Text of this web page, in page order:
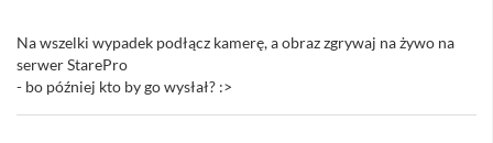
Na wszelki wypadek podłącz kamerę, a obraz zgrywaj na żywo na
serwer StarePro
- bo później kto by go wysłał? :>